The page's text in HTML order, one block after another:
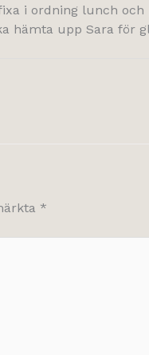
i ordning lunch och
hämta upp Sara för
*